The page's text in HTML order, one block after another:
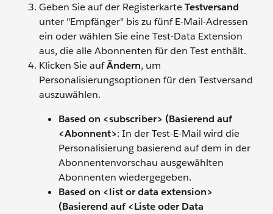
Geben Sie auf der RegisterkarteTestversand
unter "Empfänger" bis zu fünf E-Mail-Adressen
ein oder wählen Sie eine Test-Data Extension
aus, die alle Abonnenten für den Test enthält.
Klicken Sie aufÄndern, um
Personalisierungsoptionen für den Testversand
auszuwählen.
Based on <subscriber> (Basierend auf
<Abonnent>: In der Test-E-Mail wird die
Personalisierung basierend auf dem in der
Abonnentenvorschau ausgewählten
Abonnenten wiedergegeben.
Based on <list or data extension>
(Basierend auf <Liste oder Data